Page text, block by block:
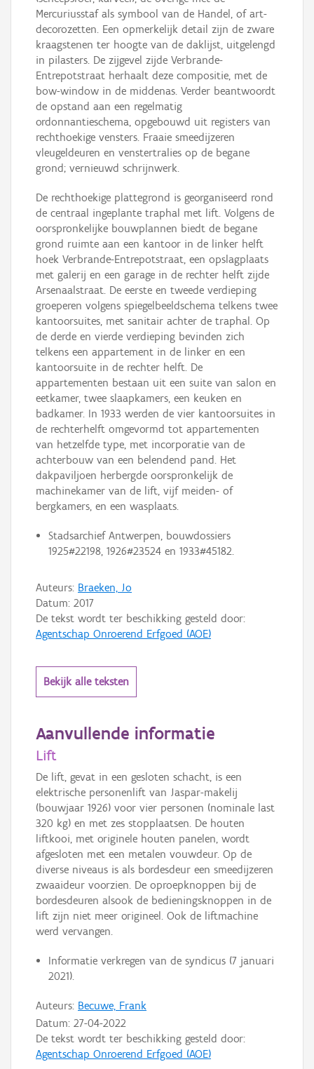
Mercuriusstaf als symbool van de Handel, of art-
decorozetten. Een opmerkelijk detail zijn de zware
kraagstenen ter hoogte van de daklijst, uitgelengd
in pilasters. De zijgevel zijde Verbrande-
Entrepotstraat herhaalt deze compositie, met de
bow-window in de middenas. Verder beantwoordt
de opstand aan een regelmatig
ordonnantieschema, opgebouwd uit registers van
rechthoekige vensters. Fraaie smeedijzeren
vleugeldeuren en venstertralies op de begane
grond; vernieuwd schrijnwerk.
De rechthoekige plattegrond is georganiseerd rond
de centraal ingeplante traphal met lift. Volgens de
oorspronkelijke bouwplannen biedt de begane
grond ruimte aan een kantoor in de linker helft
hoek Verbrande-Entrepotstraat, een opslagplaats
met galerij en een garage in de rechter helft zijde
Arsenaalstraat. De eerste en tweede verdieping
groeperen volgens spiegelbeeldschema telkens twee
kantoorsuites, met sanitair achter de traphal. Op
de derde en vierde verdieping bevinden zich
telkens een appartement in de linker en een
kantoorsuite in de rechter helft. De
appartementen bestaan uit een suite van salon en
eetkamer, twee slaapkamers, een keuken en
badkamer. In 1933 werden de vier kantoorsuites in
de rechterhelft omgevormd tot appartementen
van hetzelfde type, met incorporatie van de
achterbouw van een belendend pand. Het
dakpaviljoen herbergde oorspronkelijk de
machinekamer van de lift, vijf meiden- of
bergkamers, en een wasplaats.
Stadsarchief Antwerpen, bouwdossiers
1925#22198, 1926#23524 en 1933#45182.
Auteurs: Braeken, Jo
Datum: 2017
De tekst wordt ter beschikking gesteld door:
Agentschap Onroerend Erfgoed (AOE)
Bekijk alle teksten
Aanvullende informatie
Lift
De lift, gevat in een gesloten schacht, is een
elektrische personenlift van Jaspar-makelij
(bouwjaar 1926) voor vier personen (nominale last
320 kg) en met zes stopplaatsen. De houten
liftkooi, met originele houten panelen, wordt
afgesloten met een metalen vouwdeur. Op de
diverse niveaus is als bordesdeur een smeedijzeren
zwaaideur voorzien. De oproepknoppen bij de
bordesdeuren alsook de bedieningsknoppen in de
lift zijn niet meer origineel. Ook de liftmachine
werd vervangen.
Informatie verkregen van de syndicus (7 januari
2021).
Auteurs: Becuwe, Frank
Datum: 27-04-2022
De tekst wordt ter beschikking gesteld door:
Agentschap Onroerend Erfgoed (AOE)